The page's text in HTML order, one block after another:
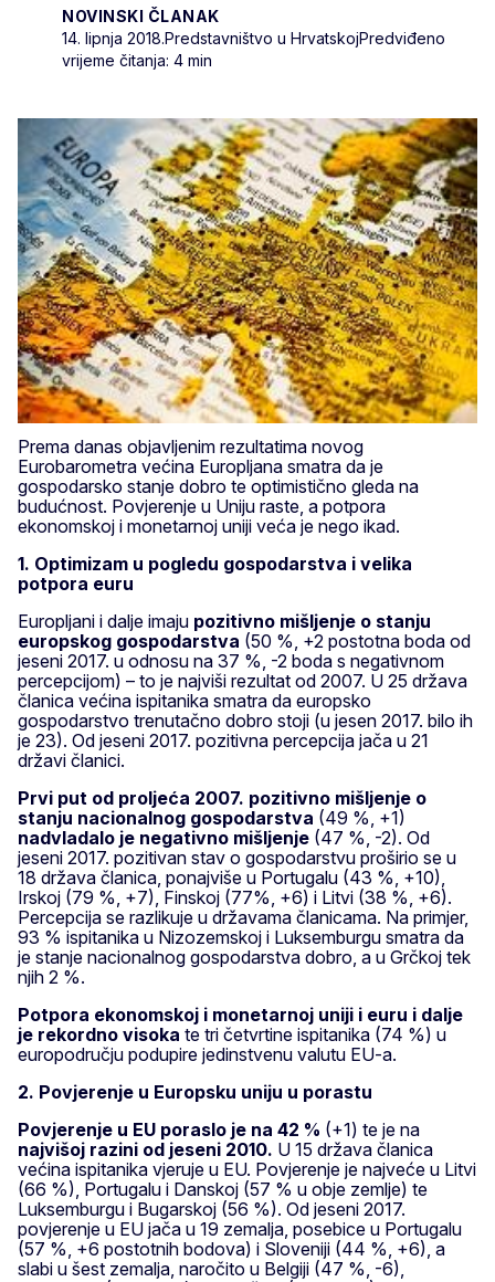
NOVINSKI ČLANAK
14. lipnja 2018.Predstavništvo u HrvatskojPredviđeno
vrijeme čitanja: 4 min
Prema danas objavljenim rezultatima novog
Eurobarometra većina Europljana smatra da je
gospodarsko stanje dobro te optimistično gleda na
budućnost. Povjerenje u Uniju raste, a potpora
ekonomskoj i monetarnoj uniji veća je nego ikad.
1. Optimizam u pogledu gospodarstva i velika
potpora euru
Europljani i dalje imaju pozitivno mišljenje o stanju
europskog gospodarstva (50 %, +2 postotna boda od
jeseni 2017. u odnosu na 37 %, -2 boda s negativnom
percepcijom) – to je najviši rezultat od 2007. U 25 država
članica većina ispitanika smatra da europsko
gospodarstvo trenutačno dobro stoji (u jesen 2017. bilo ih
je 23). Od jeseni 2017. pozitivna percepcija jača u 21
državi članici.
Prvi put od proljeća 2007. pozitivno mišljenje o
stanju nacionalnog gospodarstva (49 %, +1)
nadvladalo je negativno mišljenje (47 %, -2). Od
jeseni 2017. pozitivan stav o gospodarstvu proširio se u
18 država članica, ponajviše u Portugalu (43 %, +10),
Irskoj (79 %, +7), Finskoj (77%, +6) i Litvi (38 %, +6).
Percepcija se razlikuje u državama članicama. Na primjer,
93 % ispitanika u Nizozemskoj i Luksemburgu smatra da
je stanje nacionalnog gospodarstva dobro, a u Grčkoj tek
njih 2 %.
Potpora ekonomskoj i monetarnoj uniji i euru i dalje
je rekordno visoka te tri četvrtine ispitanika (74 %) u
europodručju podupire jedinstvenu valutu EU-a.
2. Povjerenje u Europsku uniju u porastu
Povjerenje u EU poraslo je na 42 % (+1) te je na
najvišoj razini od jeseni 2010. U 15 država članica
većina ispitanika vjeruje u EU. Povjerenje je najveće u Litvi
(66 %), Portugalu i Danskoj (57 % u obje zemlje) te
Luksemburgu i Bugarskoj (56 %). Od jeseni 2017.
povjerenje u EU jača u 19 zemalja, posebice u Portugalu
(57 %, +6 postotnih bodova) i Sloveniji (44 %, +6), a
slabi u šest zemalja, naročito u Belgiji (47 %, -6),